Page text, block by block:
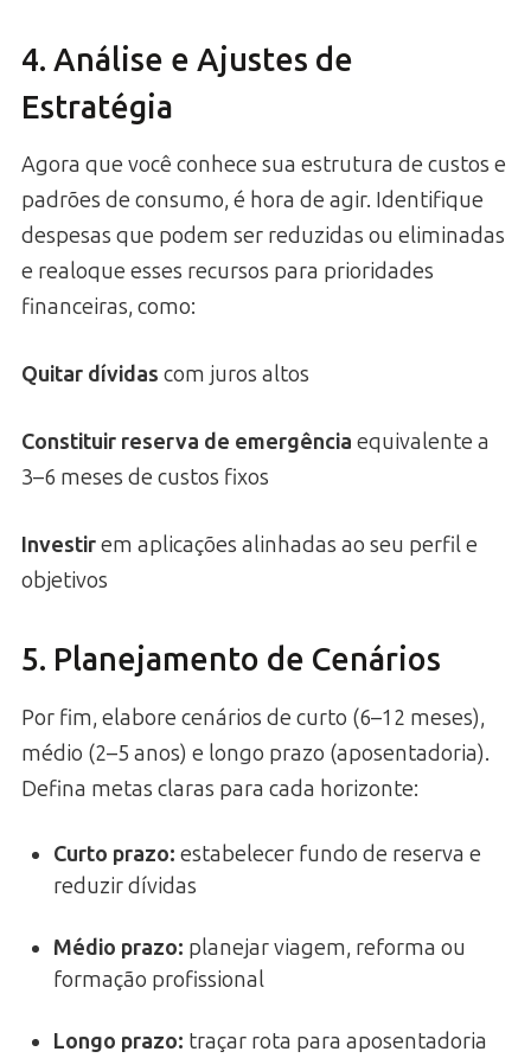
4. Análise e Ajustes de
Estratégia
Agora que você conhece sua estrutura de custos e
padrões de consumo, é hora de agir. Identifique
despesas que podem ser reduzidas ou eliminadas
e realoque esses recursos para prioridades
financeiras, como:
Quitar dívidas com juros altos
Constituir reserva de emergência equivalente a
3–6 meses de custos fixos
Investirem aplicações alinhadas ao seu perfil e
objetivos
5. Planejamento de Cenários
Por fim, elabore cenários de curto (6–12 meses),
médio (2–5 anos) e longo prazo (aposentadoria).
Defina metas claras para cada horizonte:
Curto prazo: estabelecer fundo de reserva e
reduzir dívidas
Médio prazo: planejar viagem, reforma ou
formação profissional
Longo prazo: traçar rota para aposentadoria